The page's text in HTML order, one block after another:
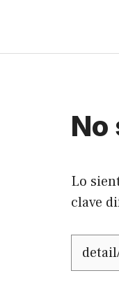
contenido
No
Lo
clave
Buscar: